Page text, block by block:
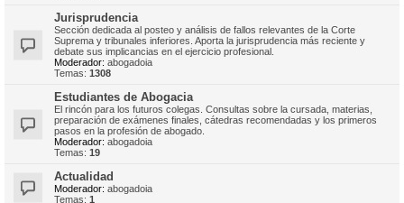
Jurisprudencia
Sección dedicada al posteo y análisis de fallos relevantes de la Corte
Suprema y tribunales inferiores. Aporta la jurisprudencia más reciente y
debate sus implicancias en el ejercicio profesional.
Moderador: abogadoia
Temas: 1308
Estudiantes de Abogacia
El rincón para los futuros colegas. Consultas sobre la cursada, materias,
preparación de exámenes finales, cátedras recomendadas y los primeros
pasos en la profesión de abogado.
Moderador: abogadoia
Temas: 19
Actualidad
Moderador: abogadoia
Temas: 1